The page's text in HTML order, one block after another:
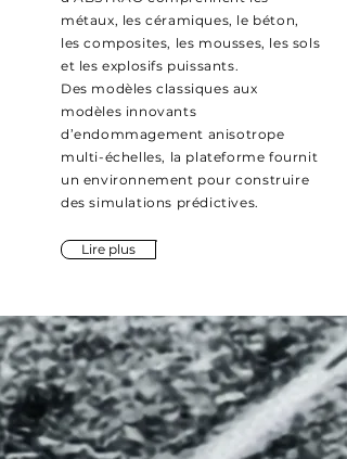
métaux, les céramiques, le béton,
les composites, les mousses, les sols
et les explosifs puissants.
Des modèles classiques aux
modèles innovants
d’endommagement anisotrope
multi-échelles, la plateforme fournit
un environnement pour construire
des simulations prédictives.
Lire plus